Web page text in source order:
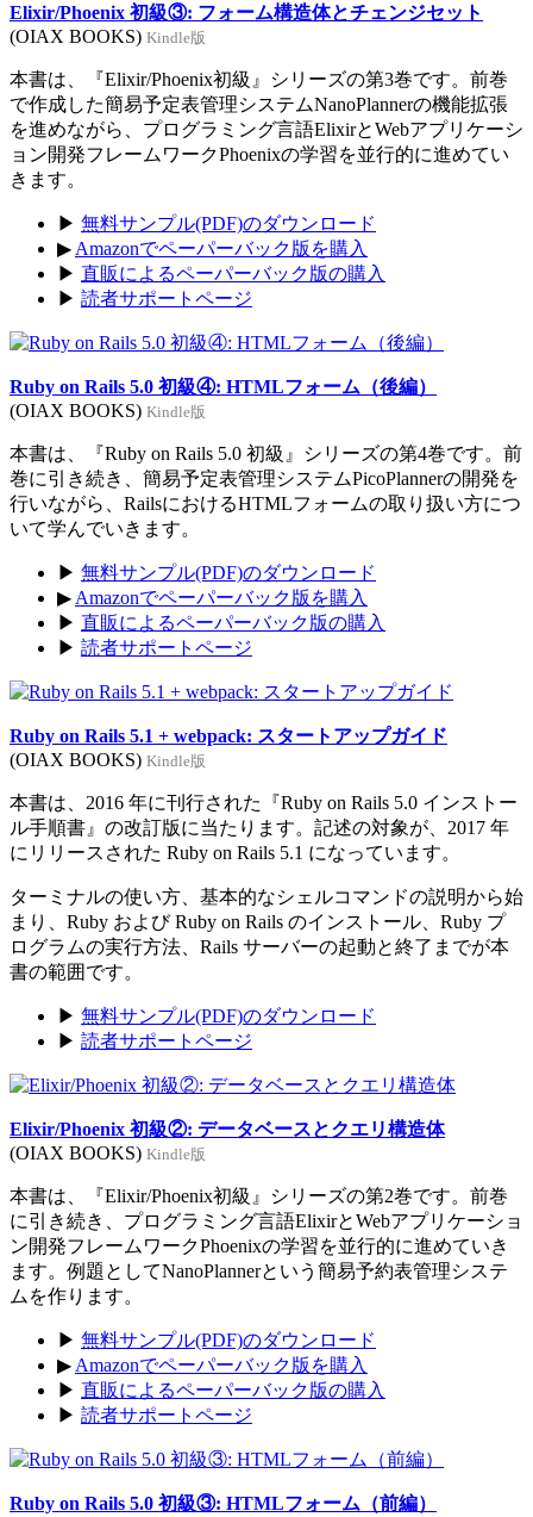
Elixir/Phoenix 初級③: フォーム構造体とチェンジセット
(OIAX BOOKS) Kindle版
本書は、『Elixir/Phoenix初級』シリーズの第3巻です。前巻
で作成した簡易予定表管理システムNanoPlannerの機能拡張
を進めながら、プログラミング言語ElixirとWebアプリケーシ
ョン開発フレームワークPhoenixの学習を並行的に進めてい
きます。
▶ 無料サンプル(PDF)のダウンロード
▶ Amazonでペーパーバック版を購入
▶ 直販によるペーパーバック版の購入
▶ 読者サポートページ
Ruby on Rails 5.0 初級④: HTMLフォーム（後編）
(OIAX BOOKS) Kindle版
本書は、『Ruby on Rails 5.0 初級』シリーズの第4巻です。前
巻に引き続き、簡易予定表管理システムPicoPlannerの開発を
行いながら、RailsにおけるHTMLフォームの取り扱い方につ
いて学んでいきます。
▶ 無料サンプル(PDF)のダウンロード
▶ Amazonでペーパーバック版を購入
▶ 直販によるペーパーバック版の購入
▶ 読者サポートページ
Ruby on Rails 5.1 + webpack: スタートアップガイド
(OIAX BOOKS) Kindle版
本書は、2016 年に刊行された『Ruby on Rails 5.0 インストー
ル手順書』の改訂版に当たります。記述の対象が、2017 年
にリリースされた Ruby on Rails 5.1 になっています。
ターミナルの使い方、基本的なシェルコマンドの説明から始
まり、Ruby および Ruby on Rails のインストール、Ruby プ
ログラムの実行方法、Rails サーバーの起動と終了までが本
書の範囲です。
▶ 無料サンプル(PDF)のダウンロード
▶ 読者サポートページ
Elixir/Phoenix 初級②: データベースとクエリ構造体
(OIAX BOOKS) Kindle版
本書は、『Elixir/Phoenix初級』シリーズの第2巻です。前巻
に引き続き、プログラミング言語ElixirとWebアプリケーショ
ン開発フレームワークPhoenixの学習を並行的に進めていき
ます。例題としてNanoPlannerという簡易予約表管理システ
ムを作ります。
▶ 無料サンプル(PDF)のダウンロード
▶ Amazonでペーパーバック版を購入
▶ 直販によるペーパーバック版の購入
▶ 読者サポートページ
Ruby on Rails 5.0 初級③: HTMLフォーム（前編）